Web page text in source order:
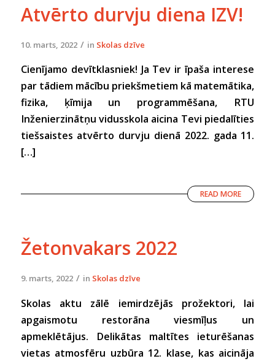
Atvērto durvju diena IZV!
10. marts, 2022 / in Skolas dzīve
Cienījamo devītklasniek! Ja Tev ir īpaša interese
par tādiem mācību priekšmetiem kā matemātika,
fizika, ķīmija un programmēšana, RTU
Inženierzinātņu vidusskola aicina Tevi piedalīties
tiešsaistes atvērto durvju dienā 2022. gada 11.
[…]
READ MORE
Žetonvakars 2022
9. marts, 2022 / in Skolas dzīve
Skolas aktu zālē iemirdzējās prožektori, lai
apgaismotu restorāna viesmīļus un
apmeklētājus. Delikātas maltītes ieturēšanas
vietas atmosfēru uzbūra 12. klase, kas aicināja